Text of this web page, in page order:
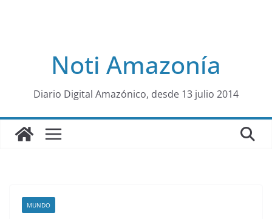
al
Noti Amazonía
Diario Digital Amazónico, desde 13 julio 2014
MUNDO